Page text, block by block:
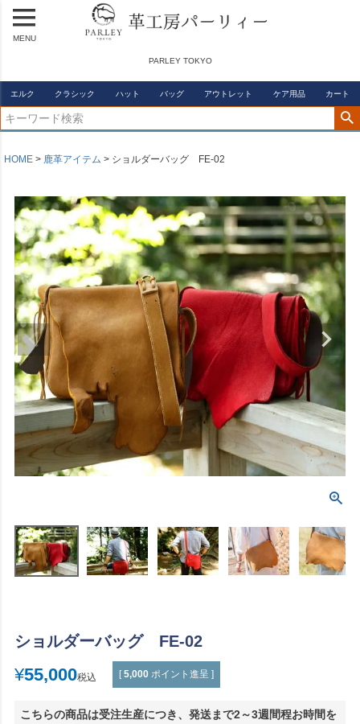
PARLEY TOKYO
MENU
エルク クラシック ハット バッグ アウトレット ケア用品 カート
HOME 鹿革アイテム ショルダーバッグ FE-02
ショルダーバッグ FE-02
¥55,000税込 [ 5,000 ポイント進呈 ]
こちらの商品は受注生産につき、発送まで2～3週間程お時間を